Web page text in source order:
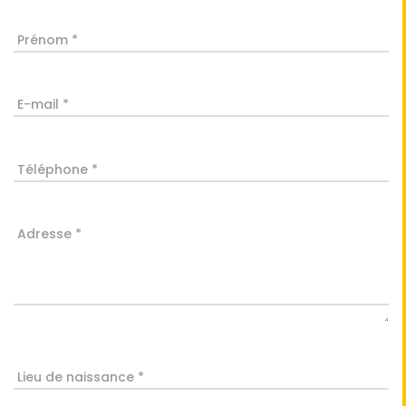
Prénom *
E-mail *
Téléphone *
Adresse *
Lieu de naissance *